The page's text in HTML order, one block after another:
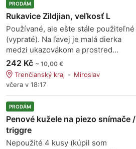
PRODÁM
Rukavice Zildjian, veľkosť L
Používané, ale ešte stále použiteľné
(vypraté). Na ľavej je malá dierka
medzi ukazovákom a prostred...
242 Kč ~ 10,00 €
Trenčianský kraj
Miroslav
včera v 18:17
PRODÁM
Penové kužele na piezo snímače /
triggre
Nepoužité 4 kusy (kúpil som